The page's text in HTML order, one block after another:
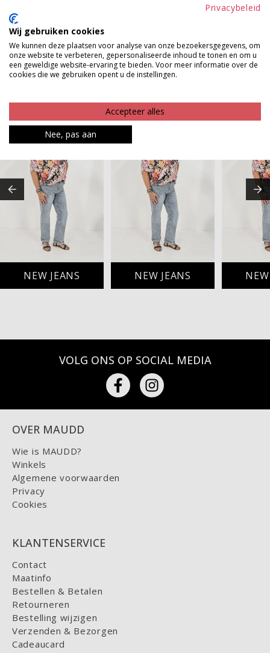
adviseren een maat groter te nemen.
Product kenmerken
Betaalinformatie
NEW JEANS NEW JEANS
VOLG ONS OP SOCIAL MEDIA
OVER MAUDD
Wie is MAUDD?
Winkels
Algemene voorwaarden
Privacy
Cookies
KLANTENSERVICE
Contact
Maatinfo
Bestellen & Betalen
Retourneren
Bestelling wijzigen
Verzenden & Bezorgen
Cadeaucard
Privacybeleid
Wij gebruiken cookies
We kunnen deze plaatsen voor analyse van onze bezoekersgegevens, om
onze website te verbeteren, gepersonaliseerde inhoud te tonen en om u
een geweldige website-ervaring te bieden. Voor meer informatie over de
cookies die we gebruiken opent u de instellingen.
Accepteer alles
Nee, pas aan